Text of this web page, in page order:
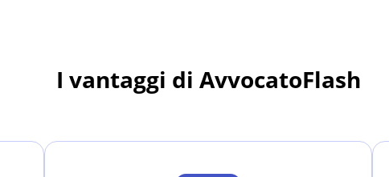
I vantaggi di AvvocatoFlash